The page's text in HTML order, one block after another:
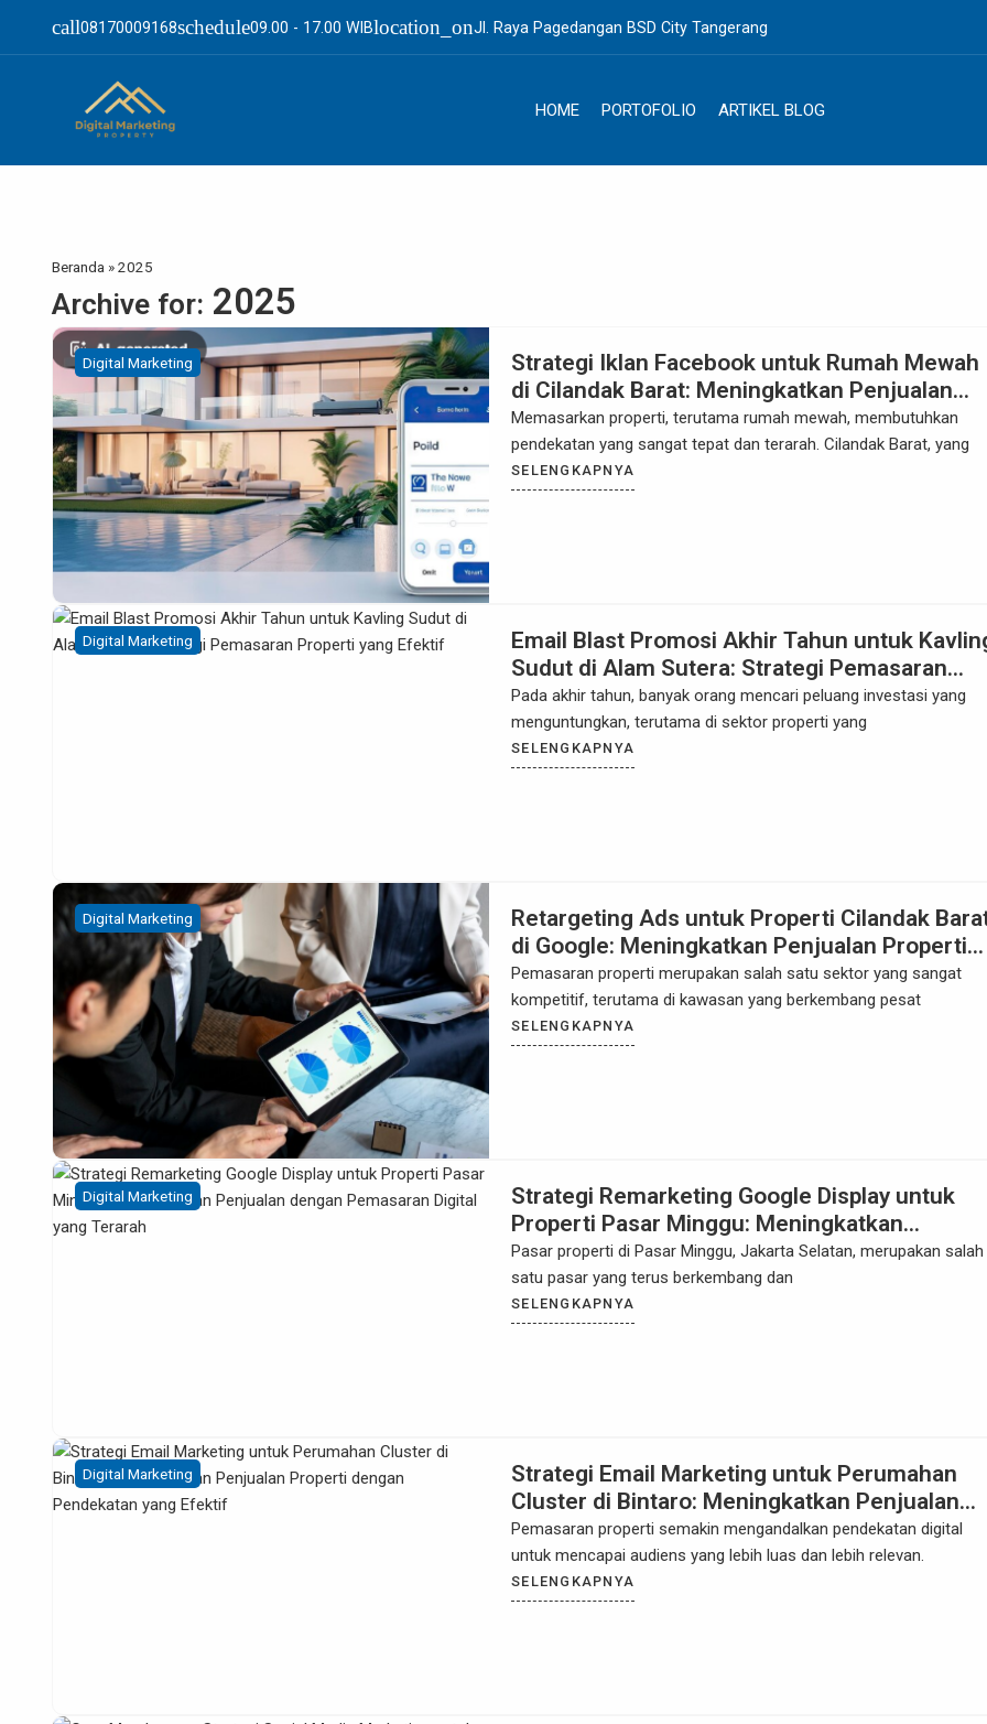
call08170009168schedule09.00 - 17.00 WIBlocation_onJl. Raya Pagedangan BSD City Tangerang
HOME PORTOFOLIO ARTIKEL BLOG
Beranda »2025
Archive for: 2025
Digital Marketing
Strategi Iklan Facebook untuk Rumah Mewah
di Cilandak Barat: Meningkatkan Penjualan
dengan Pemasaran Digital yang Efektif
Memasarkan properti, terutama rumah mewah, membutuhkan
pendekatan yang sangat tepat dan terarah. Cilandak Barat, yang
SELENGKAPNYA
Digital Marketing
Email Blast Promosi Akhir Tahun untuk
Sudut di Alam Sutera: Strategi Pemasaran
Properti yang Efektif
Pada akhir tahun, banyak orang mencari peluang investasi yang
menguntungkan, terutama di sektor properti yang
SELENGKAPNYA
Digital Marketing
Retargeting Ads untuk Properti Cilandak
di Google: Meningkatkan Penjualan Properti
dengan Strategi Digital yang Efektif
Pemasaran properti merupakan salah satu sektor yang sangat
kompetitif, terutama di kawasan yang berkembang pesat
SELENGKAPNYA
Digital Marketing
Strategi Remarketing Google Display untuk
Properti Pasar Minggu: Meningkatkan
Penjualan dengan Pemasaran Digital yang
Terarah
Pasar properti di Pasar Minggu, Jakarta Selatan, merupakan salah
satu pasar yang terus berkembang dan
SELENGKAPNYA
Digital Marketing
Strategi Email Marketing untuk Perumahan
Cluster di Bintaro: Meningkatkan Penjualan
Properti dengan Pendekatan yang Efektif
Pemasaran properti semakin mengandalkan pendekatan digital
untuk mencapai audiens yang lebih luas dan lebih relevan.
SELENGKAPNYA